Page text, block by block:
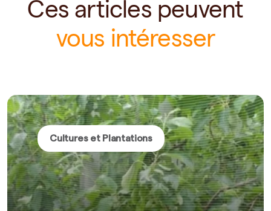
Ces articles peuvent
vous intéresser
Cultures et Plantations